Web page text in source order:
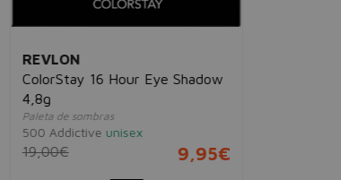
REVLON
ColorStay 16 Hour Eye Shadow
4,8g
Paleta de sombras
500 Addictive unisex
19,00€ 9,95€